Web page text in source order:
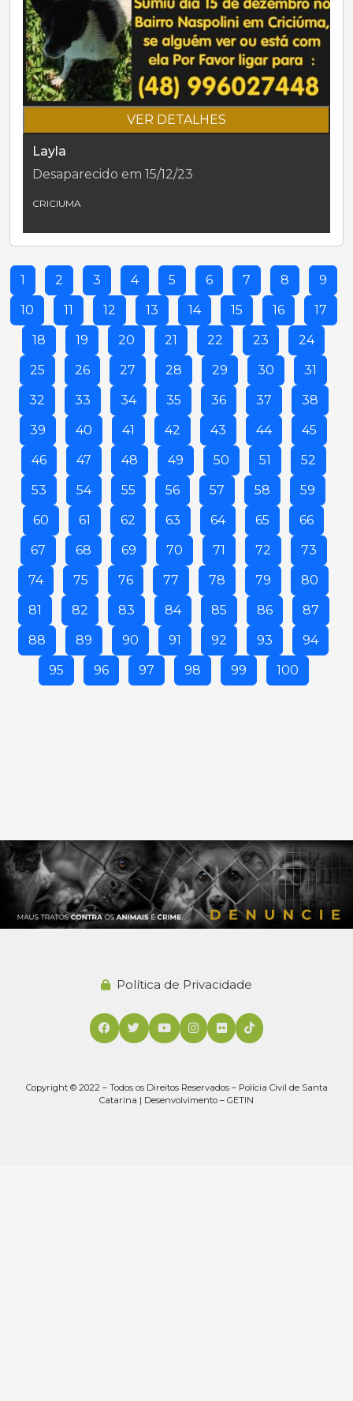
VER DETALHES
Layla
Desaparecido em 15/12/23
CRICIUMA
1 2 3 4 5 6 7 8
9
10
11 12 13 14 15 16
17
18
19 20 21 22 23
24
25
26 27 28 29 30
31
32
33 34 35 36 37
38
39
40 41 42 43 44
45
46
47 48 49 50 51
52
53
54 55 56 57 58
59
60
61 62 63 64 65
66
67
68 69 70 71 72
73
74
75 76 77 78 79
80
81
82 83 84 85 86
87
88
89 90 91 92 93
94
95
96 97 98 99 100
Política de Privacidade
Copyright © 2022 – Todos os Direitos Reservados – Polícia Civil de Santa
Catarina | Desenvolvimento – GETIN